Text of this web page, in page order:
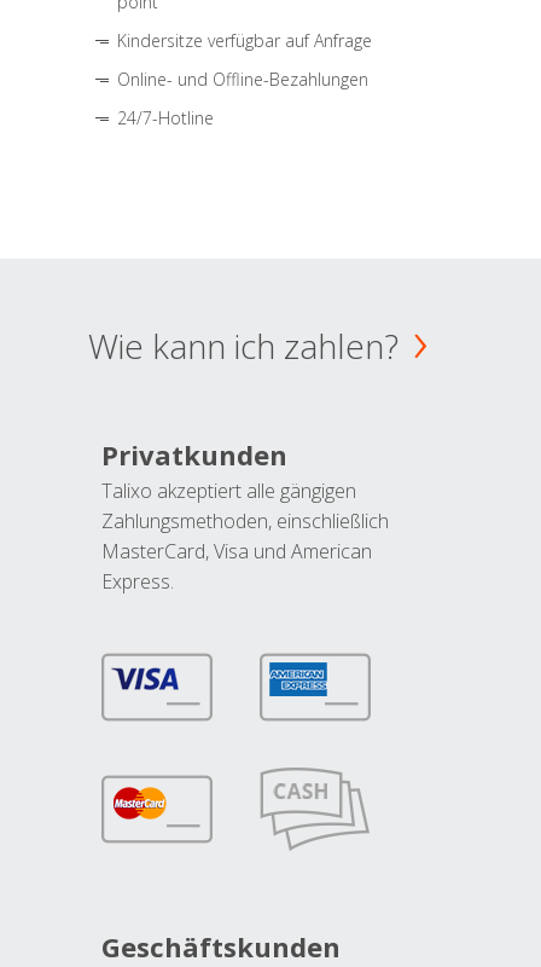
Kindersitze verfügbar auf Anfrage
Online- und Offline-Bezahlungen
24/7-Hotline
Wie kann ich zahlen?
Privatkunden
Talixo akzeptiert alle gängigen
Zahlungsmethoden, einschließlich
MasterCard, Visa und American
Express.
Geschäftskunden